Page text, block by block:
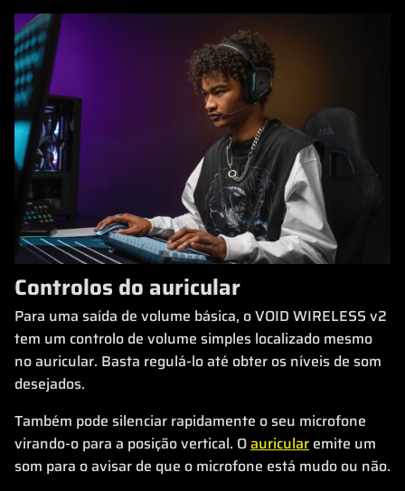
Controlos do auricular
Para uma saída de volume básica, o VOID WIRELESS v2
tem um controlo de volume simples localizado mesmo
no auricular. Basta regulá-lo até obter os níveis de som
desejados.
Também pode silenciar rapidamente o seu microfone
virando-o para a posição vertical. Oauricular emite um
som para o avisar de que o microfone está mudo ou não.